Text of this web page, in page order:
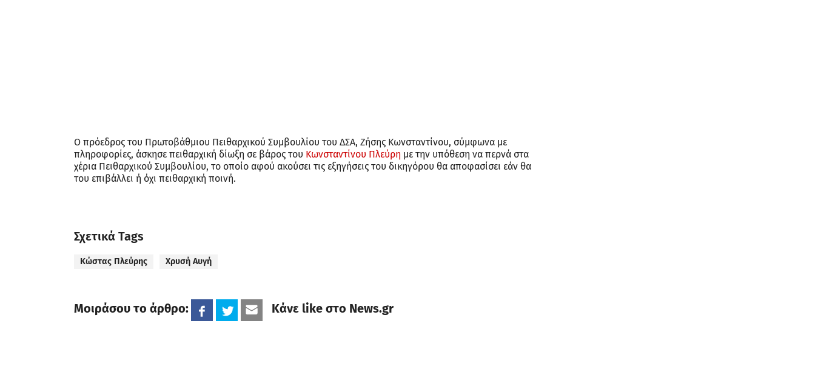
Ο πρόεδρος του Πρωτοβάθμιου Πειθαρχικού Συμβουλίου του ΔΣΑ, Ζήσης Κωνσταντίνου, σύμφωνα με
πληροφορίες, άσκησε πειθαρχική δίωξη σε βάρος του Κωνσταντίνου Πλεύρη με την υπόθεση να περνά στα
χέρια Πειθαρχικού Συμβουλίου, το οποίο αφού ακούσει τις εξηγήσεις του δικηγόρου θα αποφασίσει εάν θα
του επιβάλλει ή όχι πειθαρχική ποινή.
Σχετικά Tags
Κώστας Πλεύρης Χρυσή Αυγή
Μοιράσου το άρθρο: Κάνε like στο News.gr